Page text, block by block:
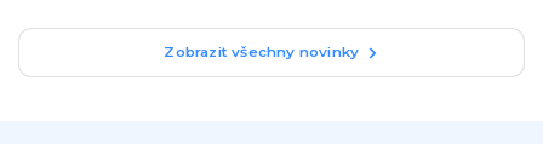
Zobrazit všechny novinky